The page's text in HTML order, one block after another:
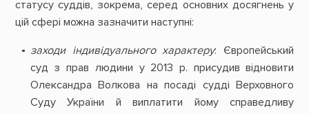
статусу суддів, зокрема, серед основних досягнень у
цій сфері можна зазначити наступні:
заходи індивідуального характеру: Європейський
суд з прав людини у 2013 р. присудив відновити
Олександра Волкова на посаді судді Верховного
Суду України й виплатити йому справедливу